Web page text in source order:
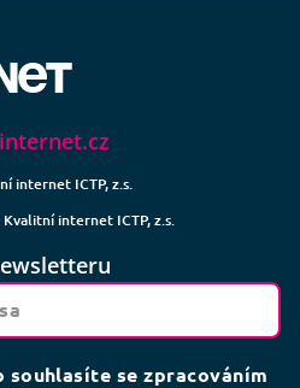
internet ICTP, z.s.
internet ICTP, z.s.
se zpracováním